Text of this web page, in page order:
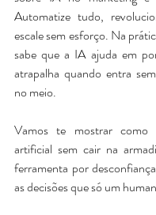
Automatize tudo,
escale sem esforço. Na
sabe que a IA ajuda em
atrapalha quando entra
no meio.
Vamos te mostrar como
artificial sem cair na
ferramenta por
as decisões que só um